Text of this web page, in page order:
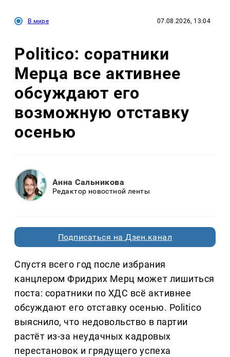
В мире 07.08.2026, 13:04
Politico: соратники
Мерца все активнее
обсуждают его
возможную отставку
осенью
Анна Сальникова
Редактор новостной ленты
Подписаться на Дзен.канал
Спустя всего год после избрания
канцлером Фридрих Мерц может лишиться
поста: соратники по ХДС всё активнее
обсуждают его отставку осенью. Politico
выяснило, что недовольство в партии
растёт из-за неудачных кадровых
перестановок и грядущего успеха